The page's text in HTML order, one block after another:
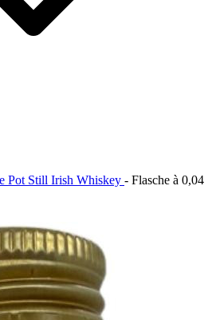
Pot Still Irish Whiskey - Flasche à 0,04